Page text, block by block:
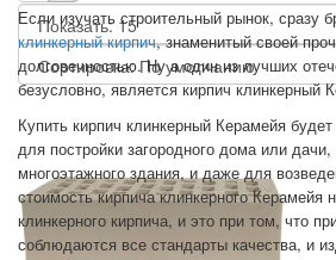
Если изучать строительный рынок, сразу
клинкерный кирпич, знаменитый своей
долговечностью. Ну а один из лучших
безусловно, является кирпич клинкерный
Купить кирпич клинкерный Керамейя
для постройки загородного дома или
многоэтажного здания, и даже для
стоимость кирпича клинкерного Керамейя
клинкерного кирпича, и это при том, что
соблюдаются все стандарты качества, и